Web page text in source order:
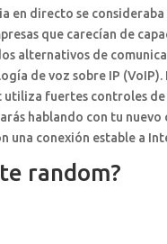
en directo se
que carecían de
alternativos de
de voz sobre IP
utiliza fuertes controles
hablando con tu
una conexión estable a
random?